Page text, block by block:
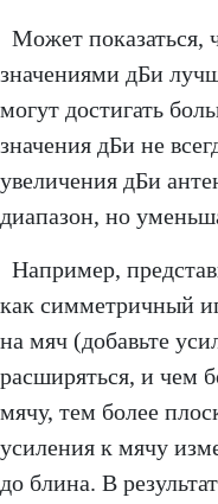
Может показаться,
значениями дБи
могут достигать
значения дБи не
увеличения дБи
диапазон, но
Например,
как симметричный
на мяч (добавьте
расширяться, и чем
мячу, тем более
усиления к мячу
до блина. В